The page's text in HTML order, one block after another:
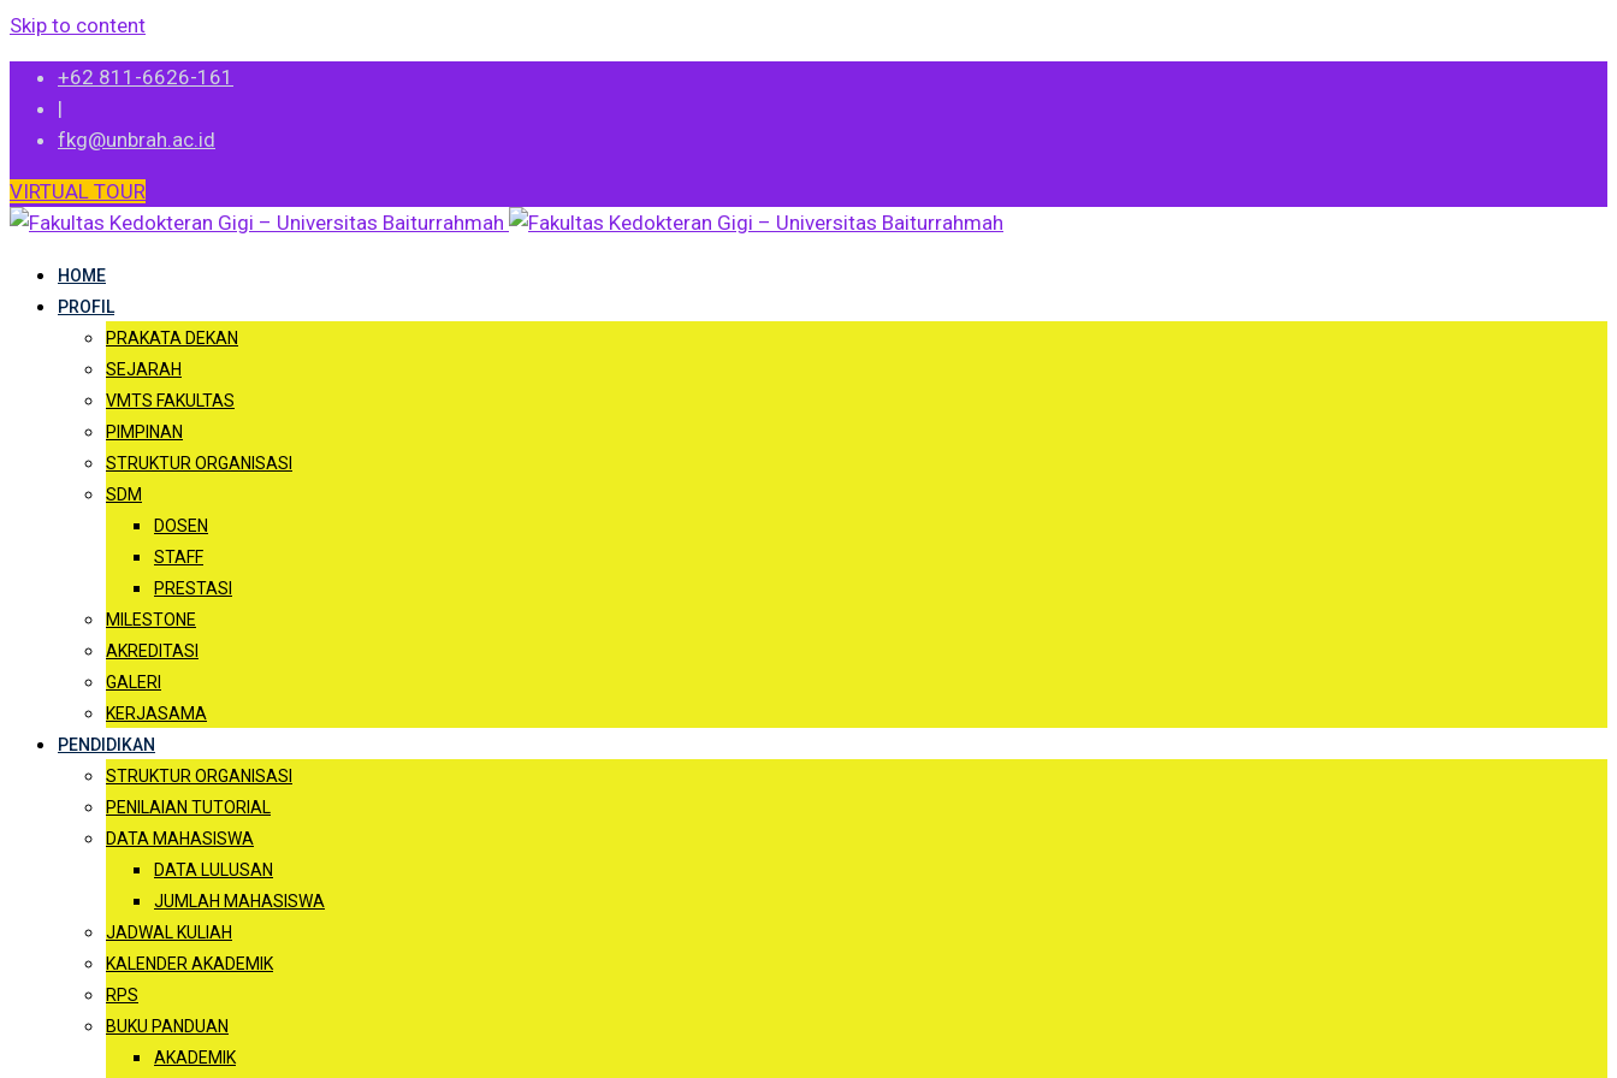
Skip to content
+62 811-6626-161
|
fkg@unbrah.ac.id
VIRTUAL TOUR
HOME
PROFIL
PRAKATA DEKAN
SEJARAH
VMTS FAKULTAS
PIMPINAN
STRUKTUR ORGANISASI
SDM
DOSEN
STAFF
PRESTASI
MILESTONE
AKREDITASI
GALERI
KERJASAMA
PENDIDIKAN
STRUKTUR ORGANISASI
PENILAIAN TUTORIAL
DATA MAHASISWA
DATA LULUSAN
JUMLAH MAHASISWA
JADWAL KULIAH
KALENDER AKADEMIK
RPS
BUKU PANDUAN
AKADEMIK